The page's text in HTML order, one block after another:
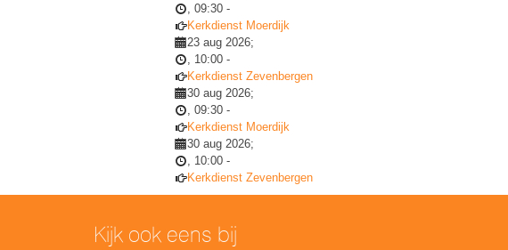
, 09:30 -
Kerkdienst Moerdijk
23 aug 2026;
, 10:00 -
Kerkdienst Zevenbergen
30 aug 2026;
, 09:30 -
Kerkdienst Moerdijk
30 aug 2026;
, 10:00 -
Kerkdienst Zevenbergen
Kijk ook eens bij